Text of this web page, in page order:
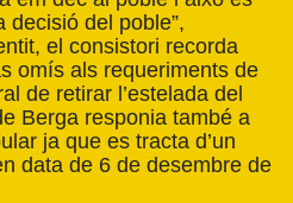
decisió del poble”,
el consistori recorda
omís als requeriments de
de retirar l’estelada del
Berga responia també a
ja que es tracta d’un
data de 6 de desembre de